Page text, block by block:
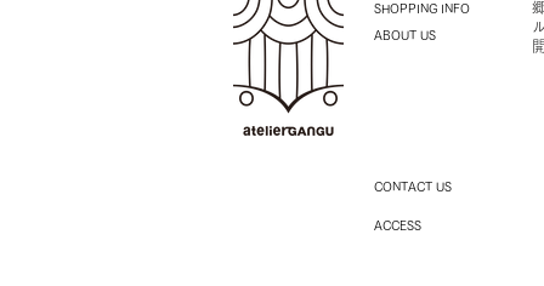
SHOPPING INFO
ABOUT US
CONTACT US
ACCESS